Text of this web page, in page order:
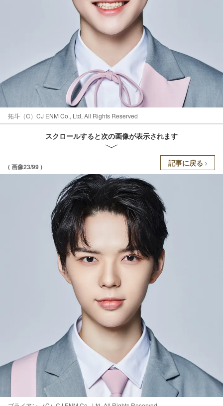
拓斗（C）CJ ENM Co., Ltd, All Rights Reserved
スクロールすると次の画像が表示されます
( 画像23/99 ) 記事に戻る